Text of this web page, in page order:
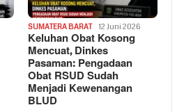
SUMATERA BARAT 12 Juni 2026
Keluhan Obat Kosong
Mencuat, Dinkes
Pasaman: Pengadaan
Obat RSUD Sudah
Menjadi Kewenangan
BLUD